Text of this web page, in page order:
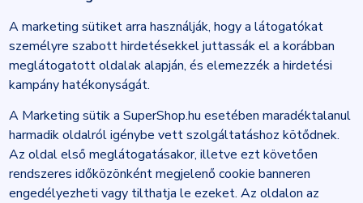
A marketing sütiket arra használják, hogy a látogatókat
személyre szabott hirdetésekkel juttassák el a korábban
meglátogatott oldalak alapján, és elemezzék a hirdetési
kampány hatékonyságát.
A Marketing sütik a SuperShop.hu esetében maradéktalanul
harmadik oldalról igénybe vett szolgáltatáshoz kötődnek.
Az oldal első meglátogatásakor, illetve ezt követően
rendszeres időközönként megjelenő cookie banneren
engedélyezheti vagy tilthatja le ezeket. Az oldalon az